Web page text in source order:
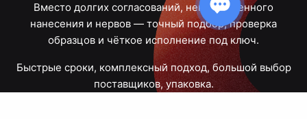
Вместо долгих согласований, некачественного
нанесения и нервов — точный подбор, проверка
образцов и чёткое исполнение под ключ.
Быстрые сроки, комплексный подход, большой выбор
поставщиков, упаковка.